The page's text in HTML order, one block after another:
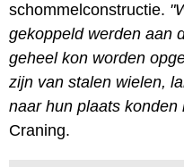
schommelconstructie.
gekoppeld werden aan
geheel kon worden
zijn van stalen wielen,
naar hun plaats konden
Craning.